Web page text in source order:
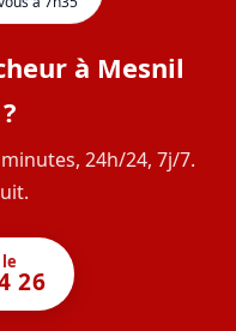
à Mesnil
24h/24, 7j/7.
26